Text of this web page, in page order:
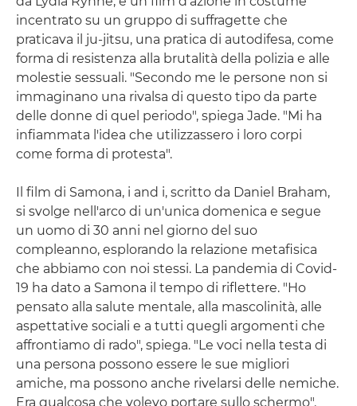
incentrato su un gruppo di suffragette che
praticava il ju-jitsu, una pratica di autodifesa, come
forma di resistenza alla brutalità della polizia e alle
molestie sessuali. "Secondo me le persone non si
immaginano una rivalsa di questo tipo da parte
delle donne di quel periodo", spiega Jade. "Mi ha
infiammata l'idea che utilizzassero i loro corpi
come forma di protesta".
Il film di Samona, i and i, scritto da Daniel Braham,
si svolge nell'arco di un'unica domenica e segue
un uomo di 30 anni nel giorno del suo
compleanno, esplorando la relazione metafisica
che abbiamo con noi stessi. La pandemia di Covid-
19 ha dato a Samona il tempo di riflettere. "Ho
pensato alla salute mentale, alla mascolinità, alle
aspettative sociali e a tutti quegli argomenti che
affrontiamo di rado", spiega. "Le voci nella testa di
una persona possono essere le sue migliori
amiche, ma possono anche rivelarsi delle nemiche.
Era qualcosa che volevo portare sullo schermo".